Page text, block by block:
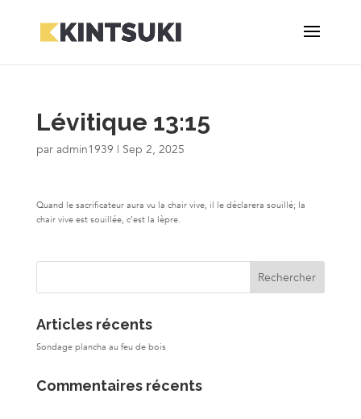
Lévitique 13:15
par admin1939 | Sep 2, 2025
Quand le sacrificateur aura vu la chair vive, il le déclarera souillé; la
chair vive est souillée, c’est la lèpre.
Articles récents
Sondage plancha au feu de bois
Commentaires récents